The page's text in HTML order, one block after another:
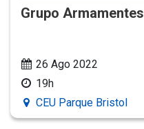
Grupo Armamentes
26 Ago 2022
19h
CEU Parque Bristol